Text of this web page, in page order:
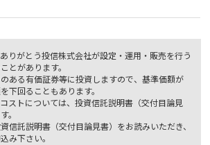
りがとう投信株式会社が設定・運用・販売を行う
とがあります。
ある有価証券等に投資しますので、基準価額が
下回ることもあります。
ストについては、投資信託説明書（交付目論見
。
信託説明書（交付目論見書）をお読みいただき、
み下さい。